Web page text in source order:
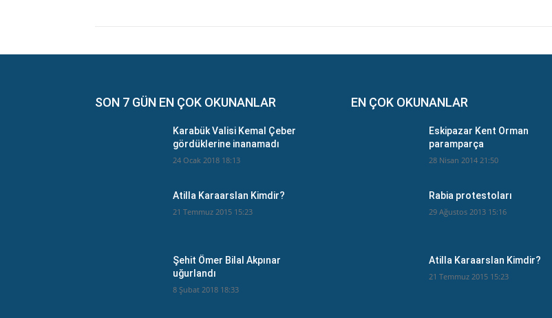
SON 7 GÜN EN ÇOK OKUNANLAR
Karabük Valisi Kemal Çeber
gördüklerine inanamadı
24 Ocak 2018 18:13
Atilla Karaarslan Kimdir?
21 Temmuz 2015 15:23
Şehit Ömer Bilal Akpınar
uğurlandı
8 Şubat 2018 18:33
EN ÇOK OKUNANLAR
Eskipazar Kent Orman
paramparça
28 Nisan 2014 21:50
Rabia protestoları
29 Ağustos 2013 15:16
Atilla Karaarslan Kimdir?
21 Temmuz 2015 15:23